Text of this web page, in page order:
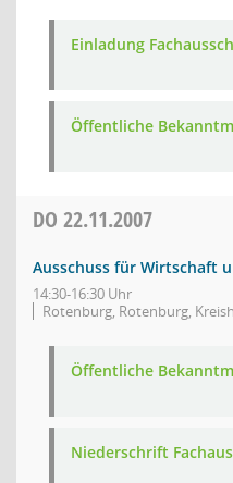
Einladung
Öffentliche
DO 22.11.2007
Ausschuss für Wirtschaft
14:30-16:30 Uhr
Rotenburg, Rotenburg,
Öffentliche
Niederschrift